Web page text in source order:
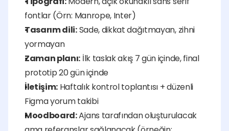
fontlar (Örn: Manrope, Inter)
Tasarım dili: Sade, dikkat dağıtmayan, zihni
yormayan
Zaman planı: İlk taslak akış 7 gün içinde, final
prototip 20 gün içinde
İletişim: Haftalık kontrol toplantısı + düzenli
Figma yorum takibi
Moodboard: Ajans tarafından oluşturulacak